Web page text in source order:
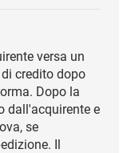
versa un
credito dopo
Dopo la
dall'acquirente e
se
Il